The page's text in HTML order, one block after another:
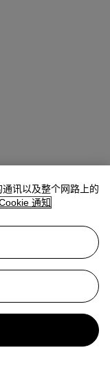
讯以及整个网路上的
通知